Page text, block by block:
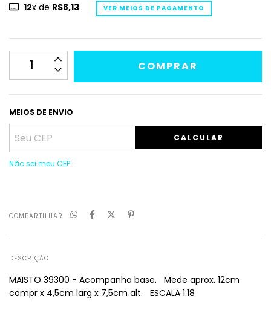
12x de R$8,13 VER MEIOS DE PAGAMENTO
MEIOS DE ENVIO
CALCULAR
Não sei meu CEP
COMPARTILHAR
DESCRIÇÃO
MAISTO 39300 - Acompanha base. Mede aprox. 12cm
compr x 4,5cm larg x 7,5cm alt. ESCALA 1:18